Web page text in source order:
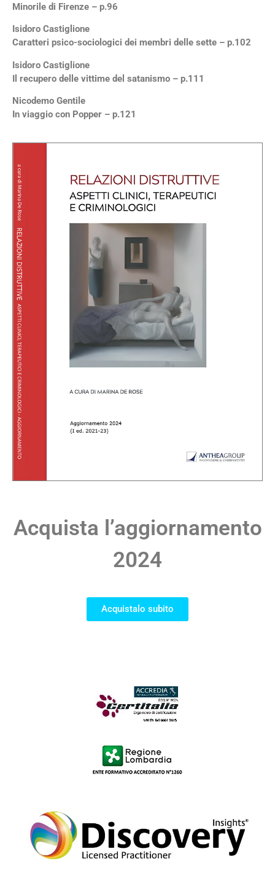
Minorile di Firenze – p.96
Isidoro Castiglione
Caratteri psico-sociologici dei membri delle sette – p.102
Isidoro Castiglione
Il recupero delle vittime del satanismo – p.111
Nicodemo Gentile
In viaggio con Popper – p.121
Acquista l’aggiornamento
2024
Acquistalo subito